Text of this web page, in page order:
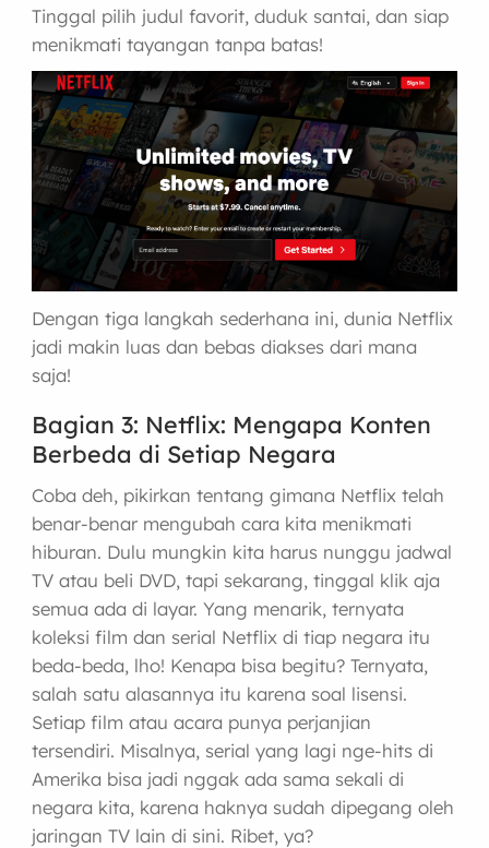
Tinggal pilih judul favorit, duduk santai, dan siap
menikmati tayangan tanpa batas!
Dengan tiga langkah sederhana ini, dunia Netflix
jadi makin luas dan bebas diakses dari mana
saja!
Bagian 3: Netflix: Mengapa Konten
Berbeda di Setiap Negara
Coba deh, pikirkan tentang gimana Netflix telah
benar-benar mengubah cara kita menikmati
hiburan. Dulu mungkin kita harus nunggu jadwal
TV atau beli DVD, tapi sekarang, tinggal klik aja
semua ada di layar. Yang menarik, ternyata
koleksi film dan serial Netflix di tiap negara itu
beda-beda, lho! Kenapa bisa begitu? Ternyata,
salah satu alasannya itu karena soal lisensi.
Setiap film atau acara punya perjanjian
tersendiri. Misalnya, serial yang lagi nge-hits di
Amerika bisa jadi nggak ada sama sekali di
negara kita, karena haknya sudah dipegang oleh
jaringan TV lain di sini. Ribet, ya?